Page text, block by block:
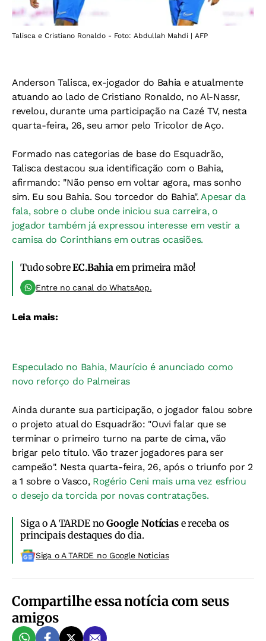
Talisca e Cristiano Ronaldo - Foto: Abdullah Mahdi | AFP
Anderson Talisca, ex-jogador do Bahia e atualmente
atuando ao lado de Cristiano Ronaldo, no Al-Nassr,
revelou, durante uma participação na Cazé TV, nesta
quarta-feira, 26, seu amor pelo Tricolor de Aço.
Formado nas categorias de base do Esquadrão,
Talisca destacou sua identificação com o Bahia,
afirmando: "Não penso em voltar agora, mas sonho
sim. Eu sou Bahia. Sou torcedor do Bahia".Apesar da
fala, sobre o clube onde iniciou sua carreira, o
jogador também já expressou interesse em vestir a
camisa do Corinthians em outras ocasiões.
Tudo sobreEC.Bahiaem primeira mão!
Entre no canal do WhatsApp.
Leia mais:
Especulado no Bahia, Maurício é anunciado como
novo reforço do Palmeiras
Ainda durante sua participação, o jogador falou sobre
o projeto atual do Esquadrão: "Ouvi falar que se
terminar o primeiro turno na parte de cima, vão
brigar pelo título. Vão trazer jogadores para ser
campeão". Nesta quarta-feira, 26, após o triunfo por 2
a 1 sobre o Vasco,Rogério Ceni mais uma vez esfriou
o desejo da torcida por novas contratações.
Siga o A TARDE noGoogle Notíciase receba os
principais destaques do dia.
Siga o A TARDE no Google Noticias
Compartilhe essa notícia com seus
amigos